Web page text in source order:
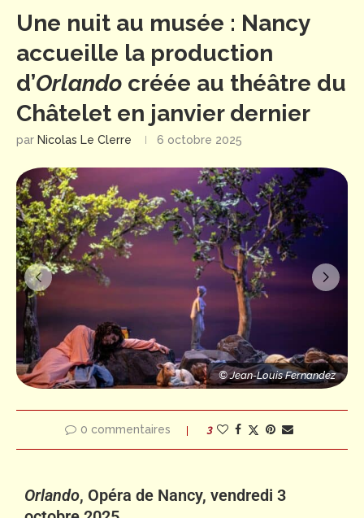
Une nuit au musée : Nancy
accueille la production
d’Orlando créée au théâtre du
Châtelet en janvier dernier
par Nicolas Le Clerre 6 octobre 2025
© Jean-Louis Fernandez
© Jean-Louis Fernandez
© Jean-Louis Fernandez
0 commentaires 3
Orlando, Opéra de Nancy, vendredi 3